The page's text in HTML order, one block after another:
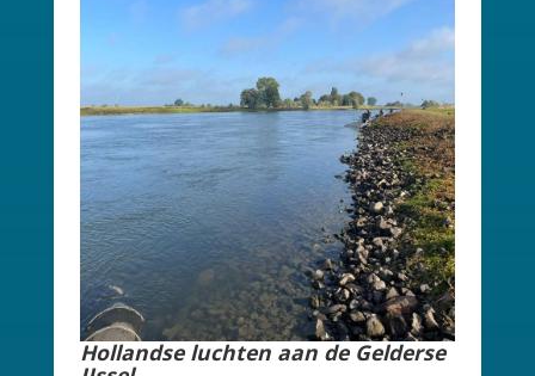
Hollandse luchten aan de Gelderse